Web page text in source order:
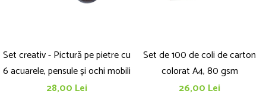
Set creativ - Pictură pe pietre cu
6 acuarele, pensule și ochi mobili
28,00 Lei
Set de 100 de coli de carton
colorat A4, 80 gsm
26,00 Lei